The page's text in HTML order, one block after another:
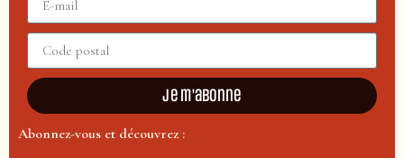
Je m'abonne
Abonnez-vous et découvrez :